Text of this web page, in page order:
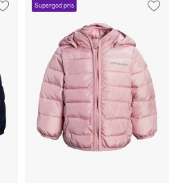
Supergod pris